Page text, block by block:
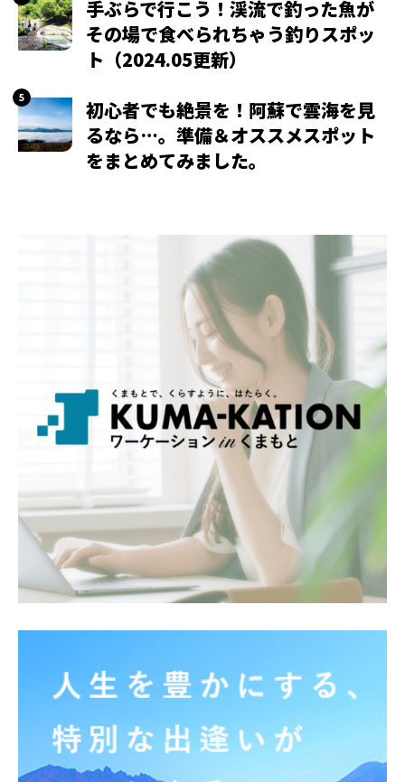
手ぶらで行こう！渓流で釣った魚が
その場で食べられちゃう釣りスポッ
ト（2024.05更新）
初心者でも絶景を！阿蘇で雲海を見
るなら…。準備＆オススメスポット
をまとめてみました。